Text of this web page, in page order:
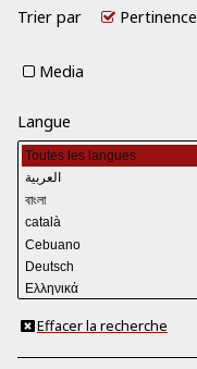
Trier par Pertinence
Media
Langue
Effacer la recherche